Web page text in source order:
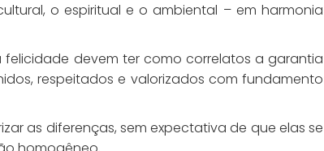
o espiritual e o ambiental – em harmonia
devem ter como correlatos a garantia
respeitados e valorizados com fundamento
as diferenças, sem expectativa de que elas se